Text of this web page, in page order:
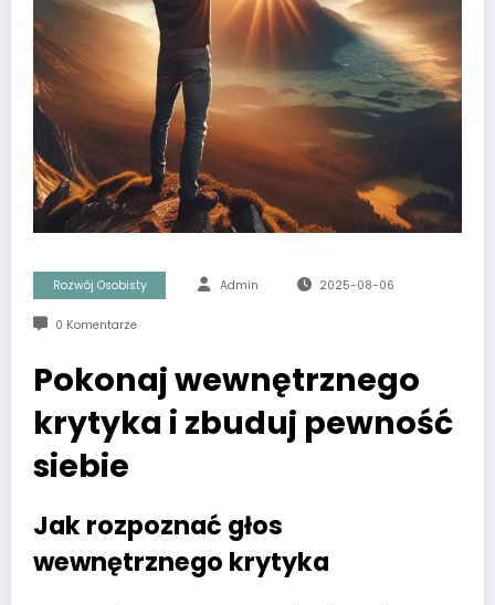
Rozwój Osobisty Admin 2025-08-06
0 Komentarze
Pokonaj wewnętrznego
krytyka i zbuduj pewność
siebie
Jak rozpoznać głos
wewnętrznego krytyka